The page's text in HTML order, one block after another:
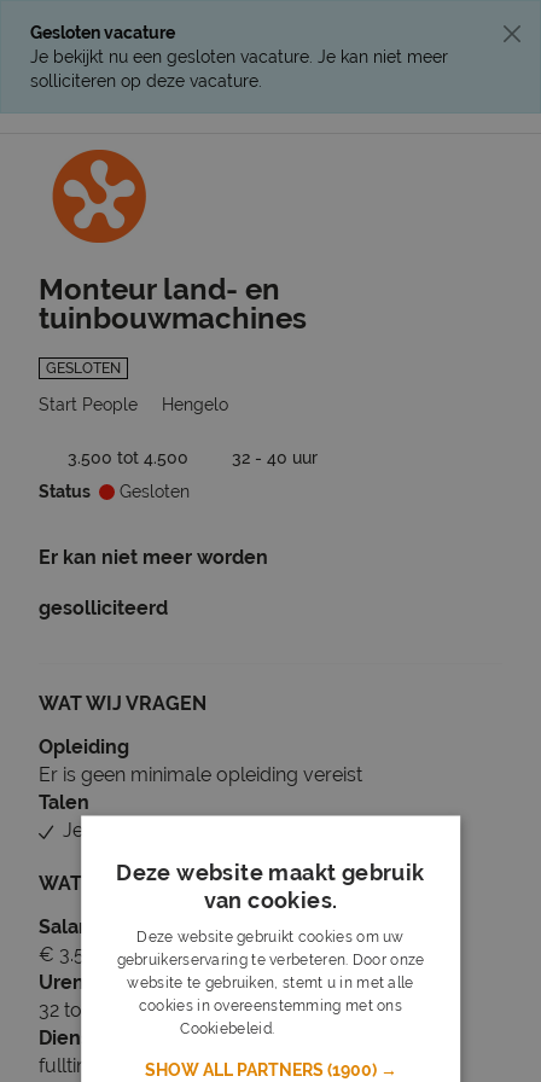
Gesloten vacature
Je bekijkt nu een gesloten vacature. Je kan niet meer
solliciteren op deze vacature.
Monteur land- en
tuinbouwmachines
GESLOTEN
Start People Hengelo
3.500 tot 4.500
32 - 40 uur
Status
Gesloten
Er kan niet meer worden
gesolliciteerd
WAT WIJ VRAGEN
Opleiding
Er is geen minimale opleiding vereist
Talen
Je beheerst Nederlands
WAT WIJ BIEDEN
Salaris
€ 3.500 tot € 4.500
Uren
32 tot 40 uur per week
Dienstverband
fulltime
Deze website maakt gebruik
van cookies.
Deze website gebruikt cookies om uw
gebruikerservaring te verbeteren. Door onze
website te gebruiken, stemt u in met alle
cookies in overeenstemming met ons
Cookiebeleid.
SHOW ALL PARTNERS(1900) →